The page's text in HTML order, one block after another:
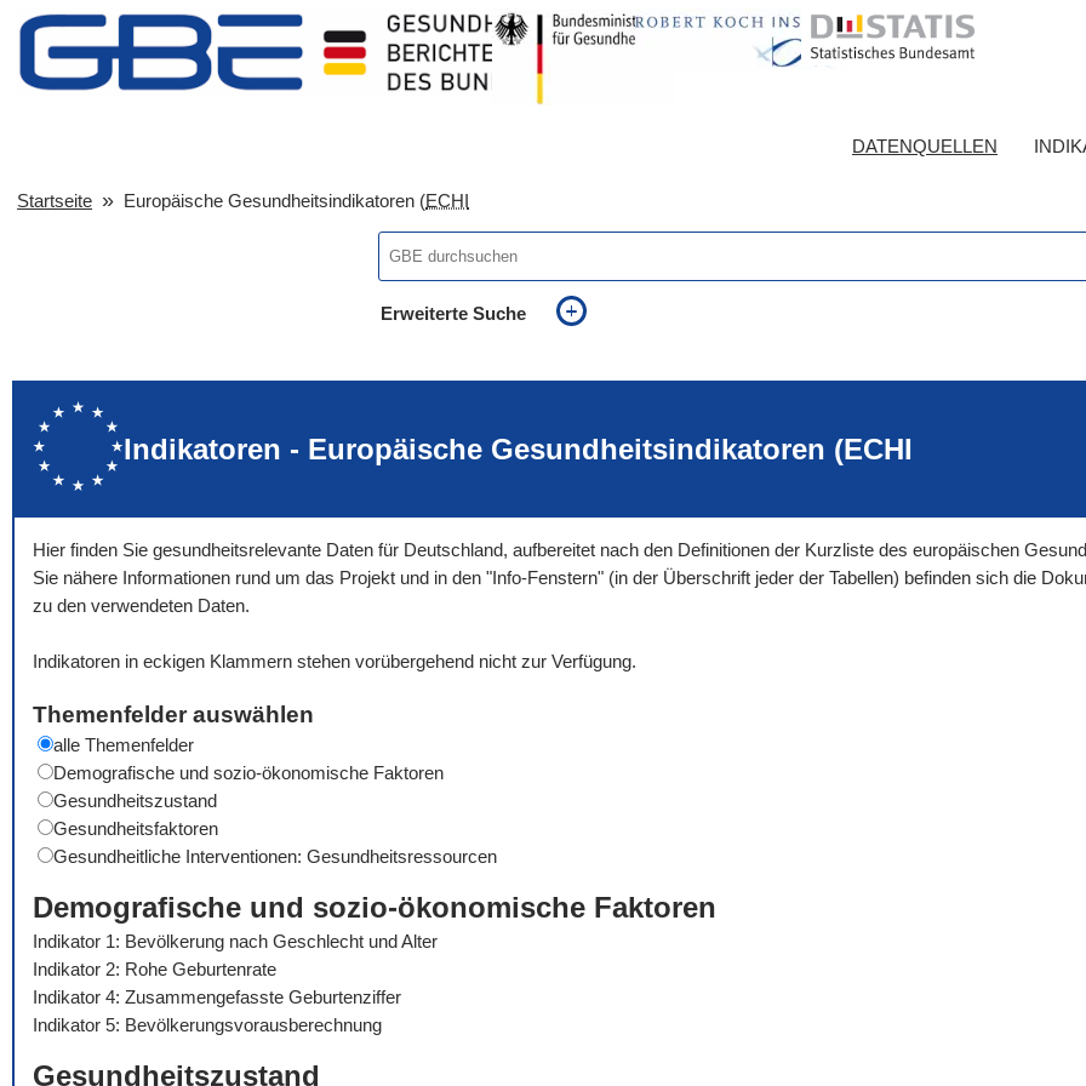
DATENQUELLEN
Startseite Europäische Gesundheitsindikatoren (ECHI
Erweiterte Suche
Indikatoren - Europäische Gesundheitsindikatoren (ECHI
Hier finden Sie gesundheitsrelevante Daten für Deutschland, aufbereitet nach den Definitionen der Kurzliste des europäischen
Sie nähere Informationen rund um das Projekt und in den "Info-Fenstern" (in der Überschrift jeder der Tabellen) befinden sich die
zu den verwendeten Daten.
Indikatoren in eckigen Klammern stehen vorübergehend nicht zur Verfügung.
Themenfelder auswählen
alle Themenfelder
Demografische und sozio-ökonomische Faktoren
Gesundheitszustand
Gesundheitsfaktoren
Gesundheitliche Interventionen: Gesundheitsressourcen
Demografische und sozio-ökonomische Faktoren
Indikator 1: Bevölkerung nach Geschlecht und Alter
Indikator 2: Rohe Geburtenrate
Indikator 4: Zusammengefasste Geburtenziffer
Indikator 5: Bevölkerungsvorausberechnung
Gesundheitszustand